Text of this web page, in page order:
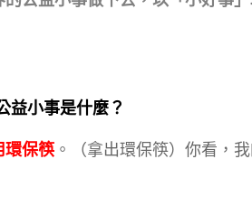
益小事是什麼？
環保筷 。（拿出環保筷）你看，